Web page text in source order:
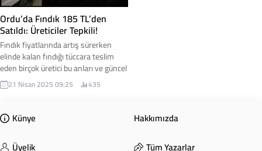
Ordu’da Fındık 185 TL’den
Satıldı: Üreticiler Tepkili!
Fındık fiyatlarında artış sürerken
elinde kalan fındığı tüccara teslim
eden birçok üretici bu anları ve güncel
fındık fiyatını sosyal medya
hesaplarından paylaşıyorlar. Ordu'da
o anlar...
21 Nisan 2025 09:25 435
Künye
Hakkımızda
Üyelik
Tüm Yazarlar